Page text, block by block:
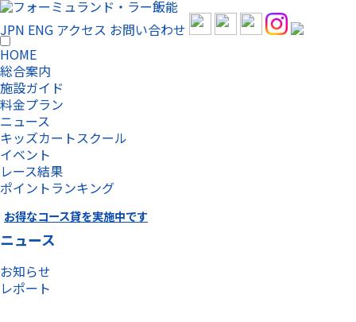
JPN ENG アクセス お問い合わせ
HOME
総合案内
施設ガイド
料金プラン
ニュース
キッズカートスクール
イベント
レース結果
ポイントランキング
お得なコース貸を実施中です
ニュース
お知らせ
レポート